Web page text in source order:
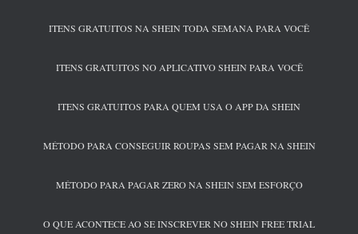
ITENS GRATUITOS NA SHEIN TODA SEMANA PARA VOCÊ
ITENS GRATUITOS NO APLICATIVO SHEIN PARA VOCÊ
ITENS GRATUITOS PARA QUEM USA O APP DA SHEIN
MÉTODO PARA CONSEGUIR ROUPAS SEM PAGAR NA SHEIN
MÉTODO PARA PAGAR ZERO NA SHEIN SEM ESFORÇO
O QUE ACONTECE AO SE INSCREVER NO SHEIN FREE TRIAL